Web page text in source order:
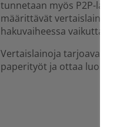
tunnetaan myös P2P-
määrittävät
hakuvaiheessa vaikuttaa
Vertaislainoja tarjoavan
paperityöt ja ottaa